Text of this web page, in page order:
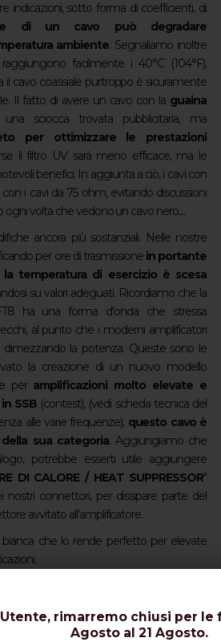
indicazioni, sotto forma di coefficienti, di
di un cavo può degradare
ambiente. Segnaliamo inoltre
facilmente i 40°C (104°F),
il cavo coassiale purtroppo è sicuramente
Il fatto di avere un cavo con la guaina
sciocca trovata pubblicitaria, ma
per ottimizzare le prestazioni
il filtro UV sarà meno efficace, ma le
benefici. In aggiunta a ciò, i cavi con
i cavi da 75 ohm, evitando discussioni
ogni volta che vedono un cavo nero....
ancora più sostanziali. Nelle nostre
per ore di trasmissione in portante
la temperatura di esercizio è scesa
su valori adeguati. Ricordiamo che la
ha una forma d'onda che stressa
al punto che i moderni amplificatori
la potenza. Queste sono le
la creazione di un nuovo modello
per amplificazioni molto elevate e
SSB(contest), (vedi scheda tecnica del
alle varie frequenze), questo cavo è
sua categoria. Aggiungiamo che
potrebbe esserti utile aggiungere
DI CALORE / HEAT SUPPRESSOR"
nostri connettori, per dissipare parte del
avvitato all'amplificatore.
che lo rende perfetto per elevate
perfetto per le curve più strette e le
un cavo ad anima cordata da 10,3mm.
rimarremo chiusi per le
Agosto al 21 Agosto.